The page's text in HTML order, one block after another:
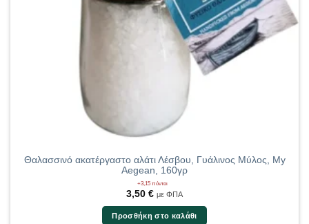
Θαλασσινό ακατέργαστο αλάτι Λέσβου, Γυάλινος Μύλος, My
Aegean, 160γρ
+3,15 πόντοι
3,50 € με ΦΠΑ
Προσθήκη στο καλάθι